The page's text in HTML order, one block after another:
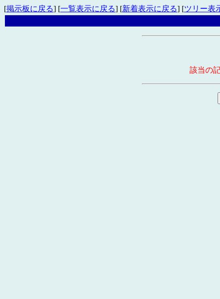
[掲示板に戻る] [一覧表示に戻る] [新着表示に戻る] [ツリー表
該当の